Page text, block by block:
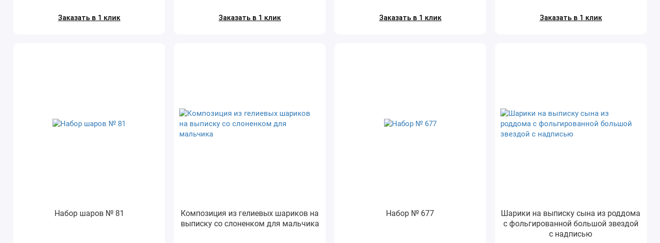
Заказать в 1 клик Заказать в 1 клик Заказать в 1 клик Заказать в 1 клик
Набор шаров № 81
Композиция из гелиевых шариков на
выписку со слоненком для мальчика
Набор № 677
Шарики на выписку сына из роддома
с фольгированной большой звездой
с надписью